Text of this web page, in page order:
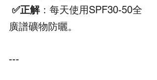
✅正解：每天使用SPF30-50全
廣譜礦物防曬。
---